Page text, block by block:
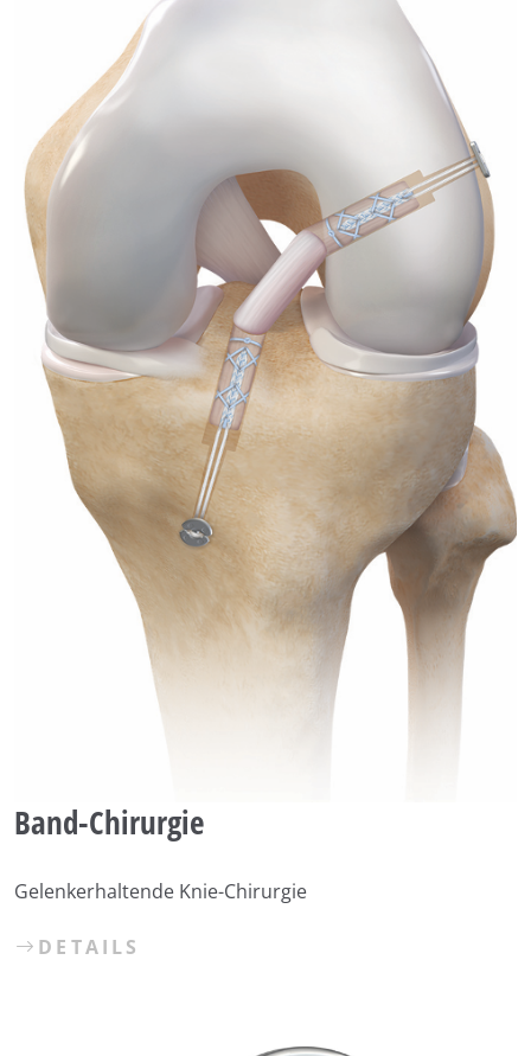
Band-Chirurgie
Gelenkerhaltende Knie-Chirurgie
DETAILS